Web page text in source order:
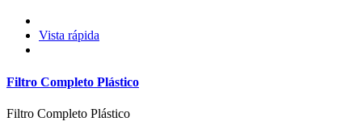
Vista rápida
Filtro Completo Plástico
Filtro Completo Plástico